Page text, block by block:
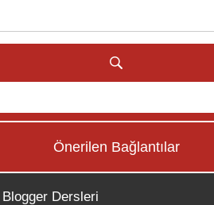
Önerilen Bağlantılar
Blogger Dersleri